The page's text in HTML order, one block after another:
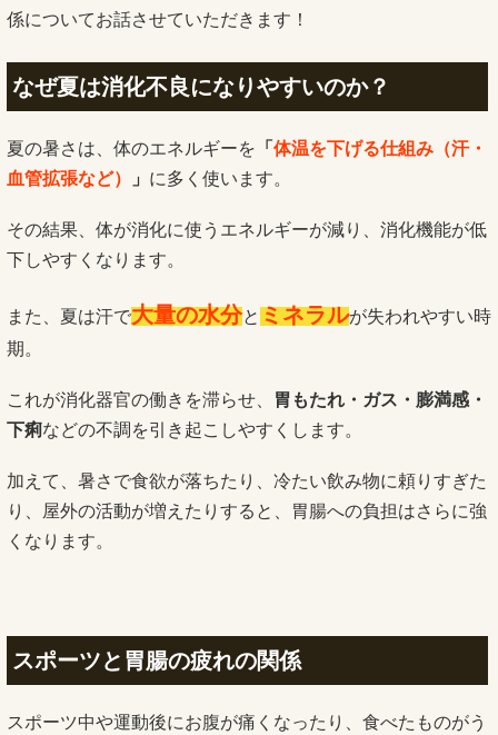
係についてお話させていただきます！
なぜ夏は消化不良になりやすいのか？
夏の暑さは、体のエネルギーを 「 体温を下げる仕組み（汗・
血管拡張など）
」 に多く使います。
その結果、体が消化に使うエネルギーが減り、消化機能が低
下しやすくなります。
また、夏は汗で大量の水分とミネラルが失われやすい時
期。
これが消化器官の働きを滞らせ、
胃もたれ・ガス・膨満感・
下痢などの不調を引き起こしやすくします。
加えて、暑さで食欲が落ちたり、冷たい飲み物に頼りすぎた
り、屋外の活動が増えたりすると、胃腸への負担はさらに強
くなります。
スポーツと胃腸の疲れの関係
スポーツ中や運動後にお腹が痛くなったり、食べたものがう